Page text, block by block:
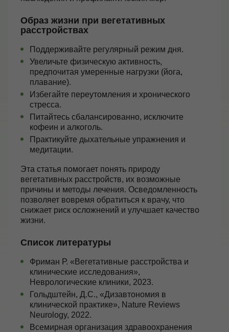
Образ жизни при вегетативных
расстройствах
Поддерживайте регулярный режим дня.
Увеличьте физическую активность,
предпочитая умеренные нагрузки (йога,
плавание).
Избегайте переутомления и хронического
стресса.
Питайтесь сбалансированно, исключите
кофеин и алкоголь.
Практикуйте дыхательные упражнения и
медитации.
Эта статья помогает понять природу
вегетативных расстройств, их возможные
причины и методы лечения. Осведомленность
позволяет вовремя обратиться к врачу, что
снижает риск осложнений и улучшает качество
жизни.
Список литературы
Фриман Р. «Вегетативные расстройства и
клинические исследования»,
Неврологические клиники, 2023.
Гольдштейн, Д.С., «Дизавтономия в
клинической практике», Nature Reviews
Neurology, 2022.
Всемирная организация здравоохранения